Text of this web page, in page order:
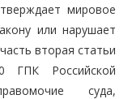
мировое
или нарушает
вторая статьи
ГПК Российской
суда,